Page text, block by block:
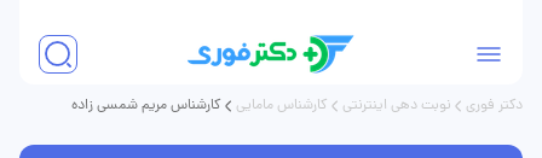
دکتر فوری نوبت دهی اینترنتی کارشناس مامایی کارشناس مریم شمسی زاده